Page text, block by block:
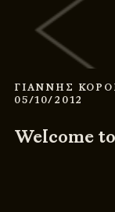
ΓΙΑΝΝΗΣ
05/10/2012
Welcome